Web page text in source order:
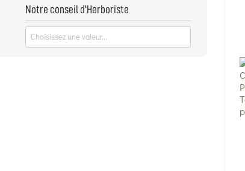
Notre conseil d'Herboriste